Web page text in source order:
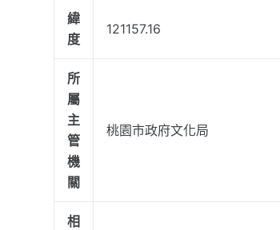
緯
度
121157.16
所
屬
主
管
機
關
桃園市政府文化局
相